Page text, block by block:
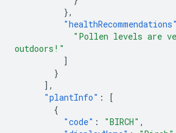
},
"healthRecommendations"
"Pollen levels are
outdoors!"
]
}
],
"plantInfo" :
[
{
"code" : "BIRCH" ,